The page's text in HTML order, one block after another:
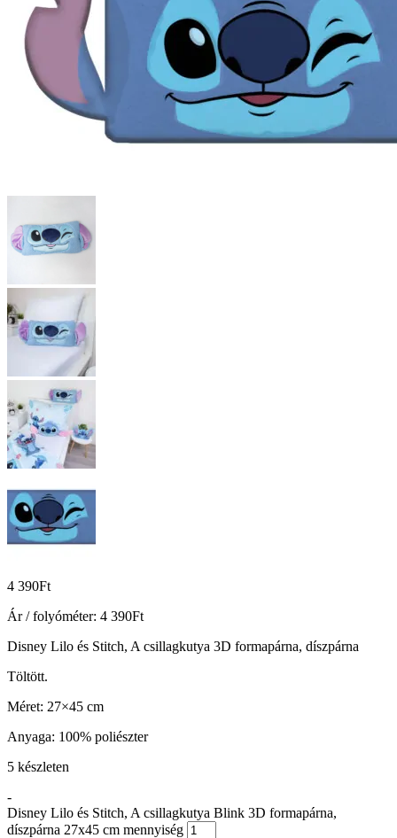
4 390Ft
Ár / folyóméter: 4 390Ft
Disney Lilo és Stitch, A csillagkutya 3D formapárna, díszpárna
Töltött.
Méret: 27×45 cm
Anyaga: 100% poliészter
5 készleten
-
Disney Lilo és Stitch, A csillagkutya Blink 3D formapárna,
díszpárna 27x45 cm mennyiség